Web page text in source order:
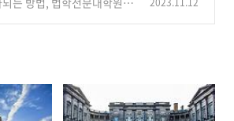
전형요소